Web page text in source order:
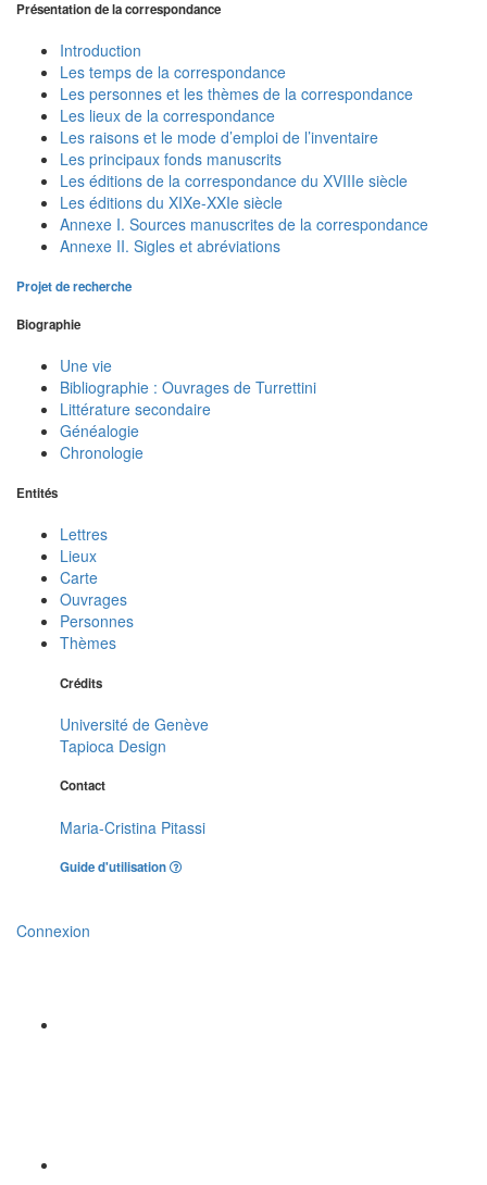
Présentation de la correspondance
Introduction
Les temps de la correspondance
Les personnes et les thèmes de la correspondance
Les lieux de la correspondance
Les raisons et le mode d’emploi de l’inventaire
Les principaux fonds manuscrits
Les éditions de la correspondance du XVIIIe siècle
Les éditions du XIXe-XXIe siècle
Annexe I. Sources manuscrites de la correspondance
Annexe II. Sigles et abréviations
Projet de recherche
Biographie
Une vie
Bibliographie : Ouvrages de Turrettini
Littérature secondaire
Généalogie
Chronologie
Entités
Lettres
Lieux
Carte
Ouvrages
Personnes
Thèmes
Crédits
Université de Genève
Tapioca Design
Contact
Maria-Cristina Pitassi
Guide d'utilisation
Connexion